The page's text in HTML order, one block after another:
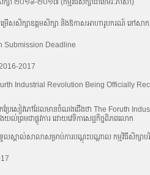
សិក្សា ២០១៦-២០១៧​ (កម្មវិធីសិក្សាជាខេមរៈភាសា)
ម្រើសសិក្សាឧត្តមសិក្សា និងឱកាសអាហារូបករណ៍ នៅសា
Submission Deadline
2017
Industrial Revolution Being Officially
កប្រែសៀវភៅដែលមានចំណងជើងថា The Foruth
ព្រមជាផ្លូវការ ដោយវេទិកាសេដ្ឋកិច្ចពិភពលោក
លស្គាល់សាលាសម្រាប់ការបណ្តុះបណ្តាល កម្មវិធីសិក្សាបរិ